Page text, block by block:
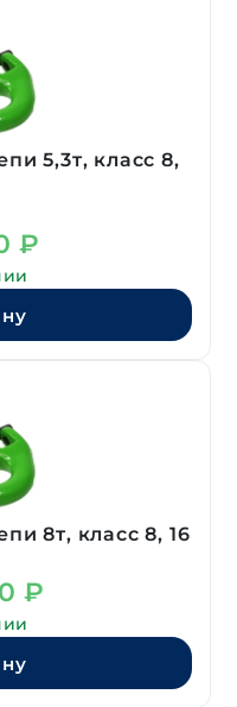
5,3т, класс 8,
₽
8т, класс 8, 16
₽